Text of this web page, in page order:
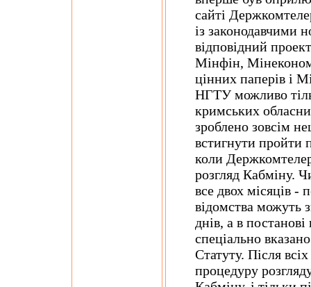
сайті
із законодавчими
відповідний
Мінфін,
цінних паперів і
НГТУ можливо
кримських
зроблено зовсім
встигнути пройти
коли
розгляд Кабміну.
все двох місяців -
відомства можуть
днів, а в
спеціально
Статуту. Після
процедуру